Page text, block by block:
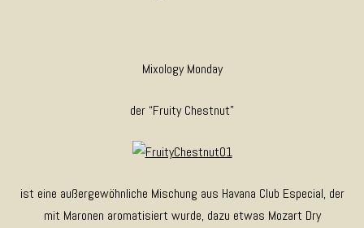
Mixology Monday
der “Fruity Chestnut”
ist eine außergewöhnliche Mischung aus Havana Club Especial, der
mit Maronen aromatisiert wurde, dazu etwas Mozart Dry